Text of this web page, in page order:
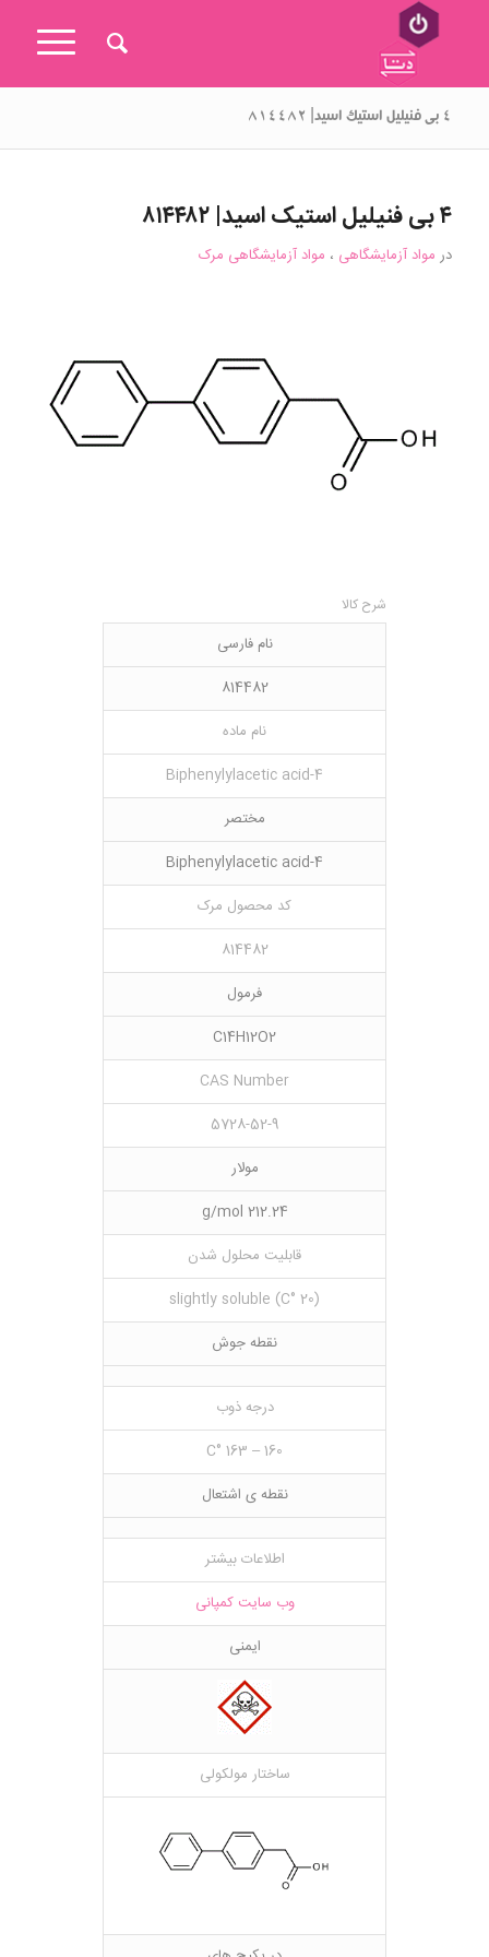
۴ بی فنیلیل استیک اسید| ۸۱۴۴۸۲
۴ بی فنیلیل استیک اسید| ۸۱۴۴۸۲
در مواد آزمایشگاهی ، مواد آزمایشگاهی مرک
شرح کالا
نام فارسی
814482
نام ماده
4-Biphenylylacetic acid
مختصر
4-Biphenylylacetic acid
کد محصول مرک
814482
فرمول
C14H12O2
CAS Number
5728-52-9
مولار
212.24 g/mol
قابلیت محلول شدن
(20 °C) slightly soluble
نقطه جوش
درجه ذوب
160 – 163 °C
نقطه ی اشتعال
اطلاعات بیشتر
وب سایت کمپانی
ایمنی
ساختار مولکولی